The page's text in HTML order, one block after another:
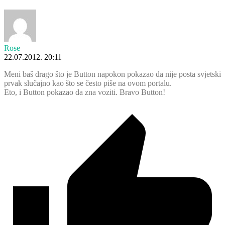
Rose
22.07.2012. 20:11
Meni baš drago što je Button napokon pokazao da nije posta svjetski
prvak slučajno kao što se često piše na ovom portalu.
Eto, i Button pokazao da zna voziti. Bravo Button!